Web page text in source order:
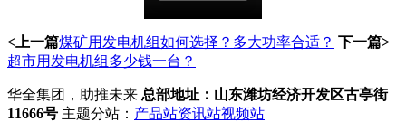
<上一篇煤矿用发电机组如何选择？多大功率合适？ 下一篇>
超市用发电机组多少钱一台？
华全集团，助推未来 总部地址：山东潍坊经济开发区古亭街
11666号 主题分站： 产品站资讯站视频站